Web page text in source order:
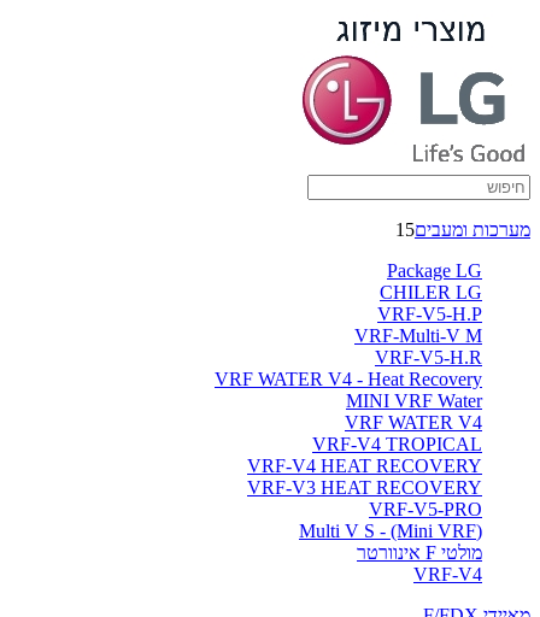
מערכות ומעבים15
Package LG
CHILER LG
VRF-V5-H.P
VRF-Multi-V M
VRF-V5-H.R
VRF WATER V4 - Heat Recovery
MINI VRF Water
VRF WATER V4
VRF-V4 TROPICAL
VRF-V4 HEAT RECOVERY
VRF-V3 HEAT RECOVERY
VRF-V5-PRO
(Multi V S - (Mini VRF
מולטי F אינוורטר
VRF-V4